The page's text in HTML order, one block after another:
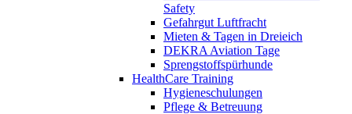
Safety
Gefahrgut Luftfracht
Mieten & Tagen in Dreieich
DEKRA Aviation Tage
Sprengstoffspürhunde
HealthCare Training
Hygieneschulungen
Pflege & Betreuung